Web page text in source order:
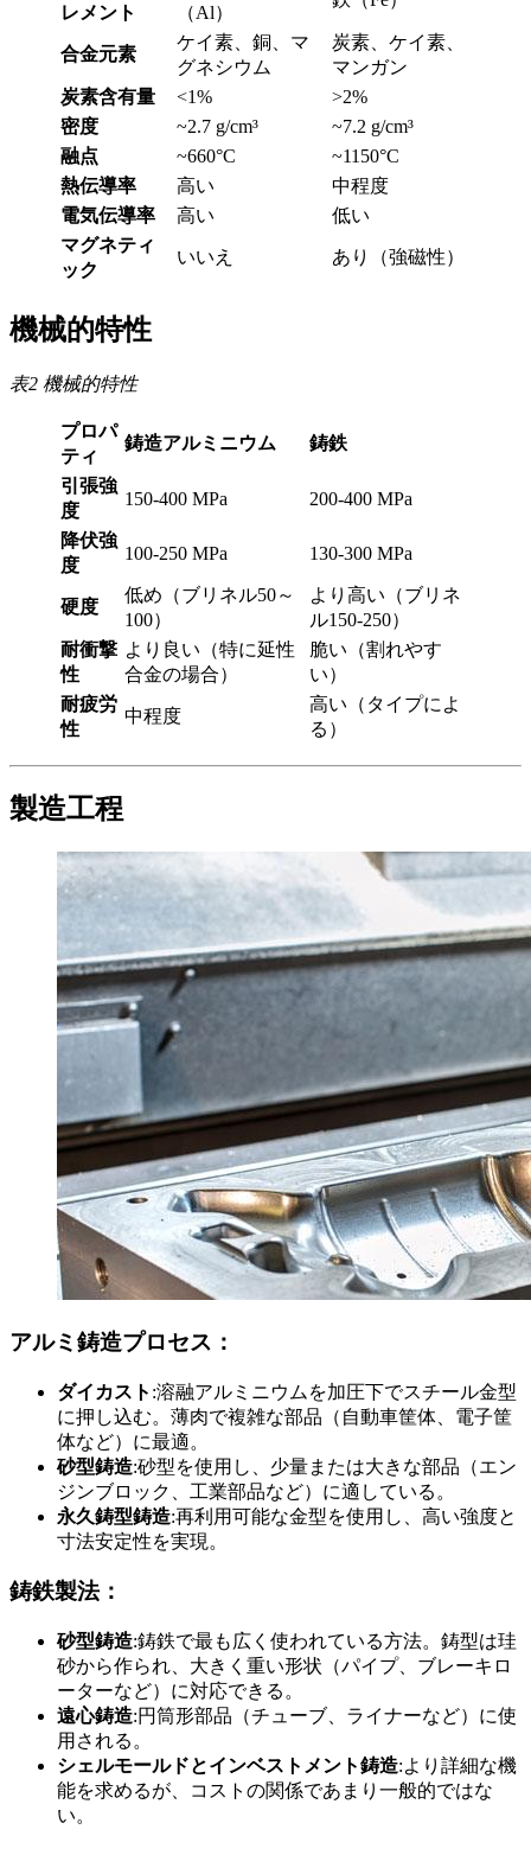
レメント （Al）
合金元素
ケイ素、銅、マ
グネシウム
炭素、ケイ素、
マンガン
炭素含有量
<1%
>2%
密度
~2.7 g/cm³
~7.2 g/cm³
融点
~660°C
~1150°C
熱伝導率
高い
中程度
電気伝導率
高い
低い
マグネティ
ック
いいえ あり（強磁性）
機械的特性
表2 機械的特性
プロパ
ティ
鋳造アルミニウム 鋳鉄
引張強
度
150-400 MPa 200-400 MPa
降伏強
度
100-250 MPa 130-300 MPa
硬度
低め（ブリネル50～
100）
より高い（ブリネ
ル150-250）
耐衝撃
性
より良い（特に延性
合金の場合）
脆い（割れやす
い）
耐疲労
性
中程度
高い（タイプによ
る）
製造工程
アルミ鋳造プロセス：
ダイカスト :溶融アルミニウムを加圧下でスチール金型
に押し込む。薄肉で複雑な部品（自動車筐体、電子筐
体など）に最適。
砂型鋳造:砂型を使用し、少量または大きな部品（エン
ジンブロック、工業部品など）に適している。
永久鋳型鋳造:再利用可能な金型を使用し、高い強度と
寸法安定性を実現。
鋳鉄製法：
砂型鋳造:鋳鉄で最も広く使われている方法。鋳型は珪
砂から作られ、大きく重い形状（パイプ、ブレーキロ
ーターなど）に対応できる。
遠心鋳造:円筒形部品（チューブ、ライナーなど）に使
用される。
シェルモールドとインベストメント鋳造:より詳細な機
能を求めるが、コストの関係であまり一般的ではな
い。